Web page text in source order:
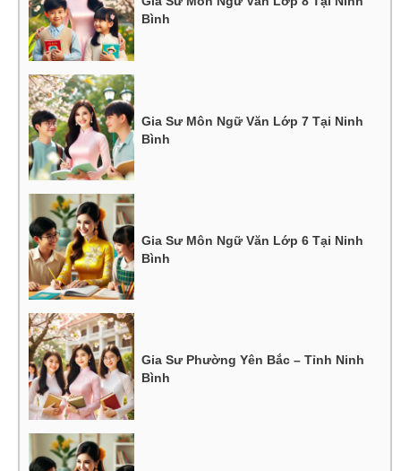
Bình
Gia Sư Môn Ngữ Văn Lớp 7 Tại Ninh
Bình
Gia Sư Môn Ngữ Văn Lớp 6 Tại Ninh
Bình
Gia Sư Phường Yên Bắc – Tỉnh Ninh
Bình